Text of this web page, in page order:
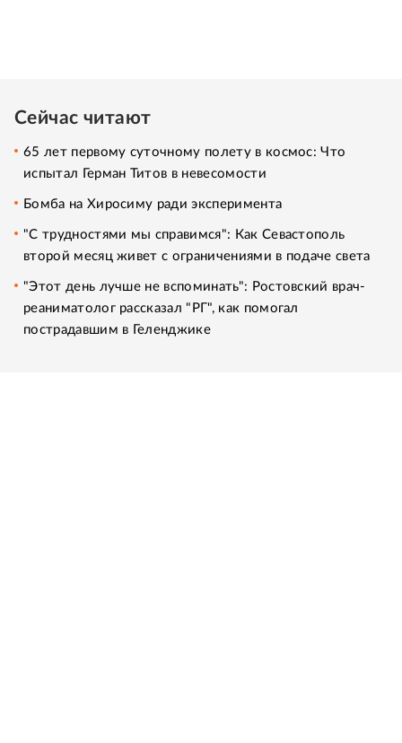
Сейчас читают
65 лет первому суточному полету в космос: Что
испытал Герман Титов в невесомости
Бомба на Хиросиму ради эксперимента
"С трудностями мы справимся": Как Севастополь
второй месяц живет с ограничениями в подаче света
"Этот день лучше не вспоминать": Ростовский врач-
реаниматолог рассказал "РГ", как помогал
пострадавшим в Геленджике